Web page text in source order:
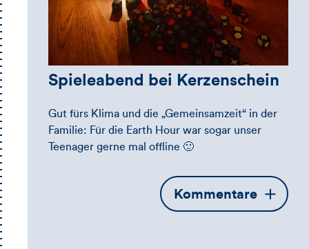
Spieleabend bei Kerzenschein
Gut fürs Klima und die „Gemeinsamzeit“ in der
Familie: Für die Earth Hour war sogar unser
Teenager gerne mal offline 🙂
Öffnet
die
Kommentare